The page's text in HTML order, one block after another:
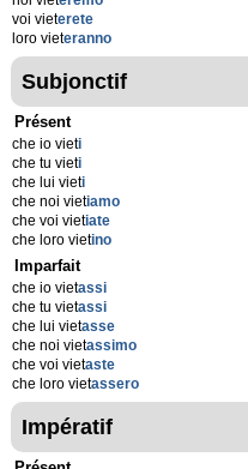
voi vieterete
loro vieteranno
Subjonctif
Présent
che io vieti
che tu vieti
che lui vieti
che noi vietiamo
che voi vietiate
che loro vietino
Imparfait
che io vietassi
che tu vietassi
che lui vietasse
che noi vietassimo
che voi vietaste
che loro vietassero
Impératif